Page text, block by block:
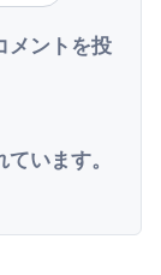
メントを投
います。